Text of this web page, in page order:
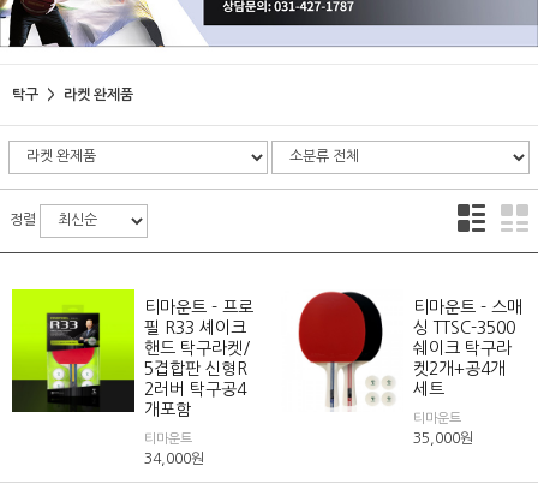
탁구 라켓 완제품
정렬
티마운트 - 프로
필 R33 셰이크
핸드 탁구라켓/
5겹합판 신형R
2러버 탁구공4
개포함
티마운트
34,000원
티마운트 - 스매
싱 TTSC-3500
쉐이크 탁구라
켓2개+공4개
세트
티마운트
35,000원